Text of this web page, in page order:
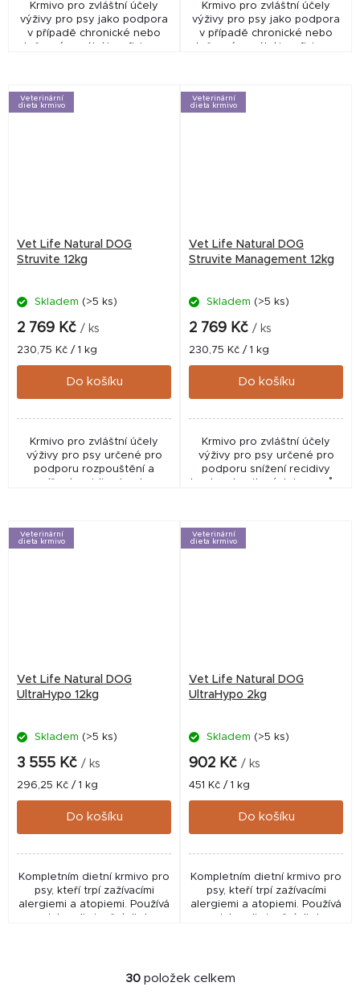
Krmivo pro zvláštní účely
výživy pro psy jako podpora
v případě chronické nebo
Krmivo pro zvláštní účely
výživy pro psy jako podpora
v případě chronické nebo
Veterinární
dieta krmivo
Vet Life Natural DOG
Struvite 12kg
Skladem (>5 ks)
2 769 Kč / ks
Měrná
cena:
230,75 Kč / 1 kg
Do košíku
Krmivo pro zvláštní účely
výživy pro psy určené pro
podporu rozpouštění a
snížení recidivy tvorby
Veterinární
dieta krmivo
Vet Life Natural DOG
Struvite Management 12kg
Skladem (>5 ks)
2 769 Kč / ks
Měrná
cena:
230,75 Kč / 1 kg
Do košíku
Krmivo pro zvláštní účely
výživy pro psy určené pro
podporu snížení recidivy
tvorby struvitových kamenů v
Veterinární
dieta krmivo
Vet Life Natural DOG
UltraHypo 12kg
Skladem (>5 ks)
3 555 Kč / ks
Měrná
cena:
296,25 Kč / 1 kg
Do košíku
Kompletním dietní krmivo pro
psy, kteří trpí zažívacími
alergiemi a atopiemi. Používá
Veterinární
dieta krmivo
Vet Life Natural DOG
UltraHypo 2kg
Skladem (>5 ks)
902 Kč / ks
Měrná
cena:
451 Kč / 1 kg
Do košíku
Kompletním dietní krmivo pro
psy, kteří trpí zažívacími
alergiemi a atopiemi. Používá
O
30položek celkem